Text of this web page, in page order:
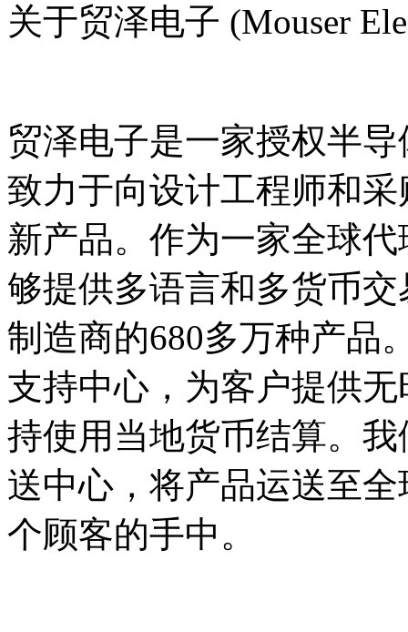
关于贸泽电子 (Mouser
贸泽电子是一家授权半
致力于向设计工程师和
新产品。作为一家全球代
够提供多语言和多货币
制造商的680多万种产品
支持中心，为客户提供
持使用当地货币结算。
送中心，将产品运送至
个顾客的手中。